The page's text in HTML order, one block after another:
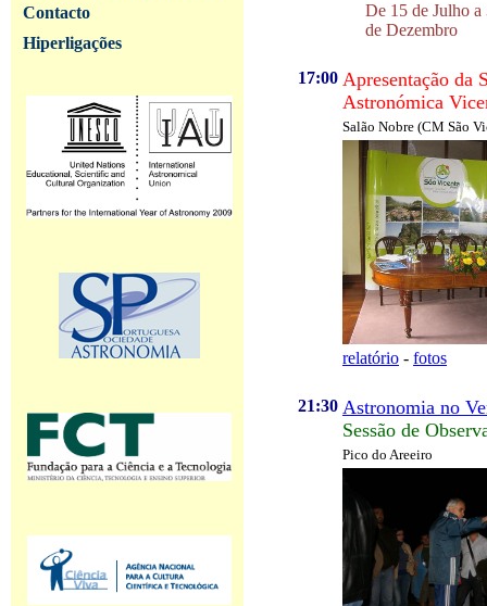
Contacto
Hiperligações
De 15 de Julho a
de Dezembro
17:00 Apresentação da
Astronómica
Salão Nobre (CM São
relatório - fotos
21:30 Astronomia no
Sessão de
Pico do Areeiro